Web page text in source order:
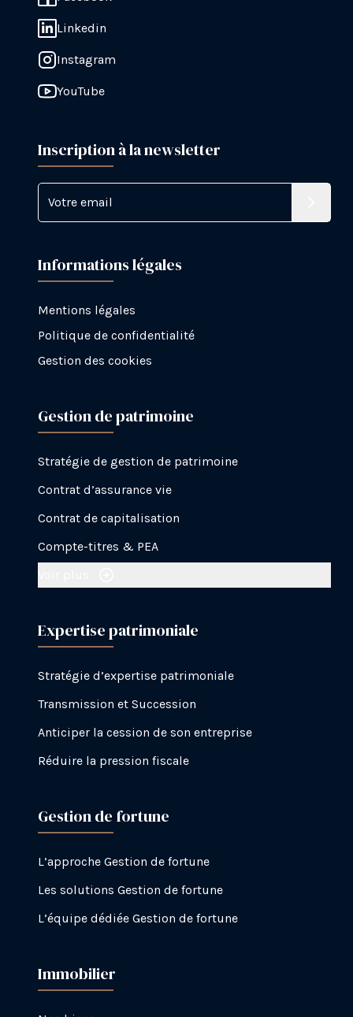
Linkedin
Instagram
YouTube
Inscription à la newsletter
Votre email
Informations légales
Mentions légales
Politique de confidentialité
Gestion des cookies
Gestion de patrimoine
Stratégie de gestion de patrimoine
Contrat d’assurance vie
Contrat de capitalisation
Compte-titres & PEA
Expertise patrimoniale
Stratégie d’expertise patrimoniale
Transmission et Succession
Anticiper la cession de son entreprise
Réduire la pression fiscale
Gestion de fortune
L’approche Gestion de fortune
Les solutions Gestion de fortune
L’équipe dédiée Gestion de fortune
Immobilier